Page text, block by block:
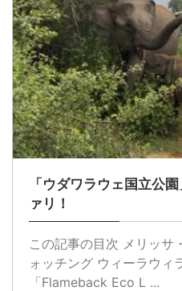
「ウダワラウェ国立公
ァリ！
この記事の目次 メリッサ
ォッチング ウィーラウィ
「Flameback Eco L ...